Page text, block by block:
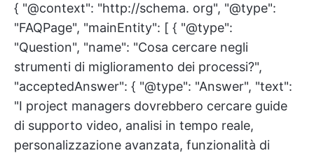
{ "@context": "http://schema. org", "@type":
"FAQPage", "mainEntity": [ { "@type":
"Question", "name": "Cosa cercare negli
strumenti di miglioramento dei processi?",
"acceptedAnswer": { "@type": "Answer", "text":
"I project managers dovrebbero cercare guide
di supporto video, analisi in tempo reale,
personalizzazione avanzata, funzionalità di